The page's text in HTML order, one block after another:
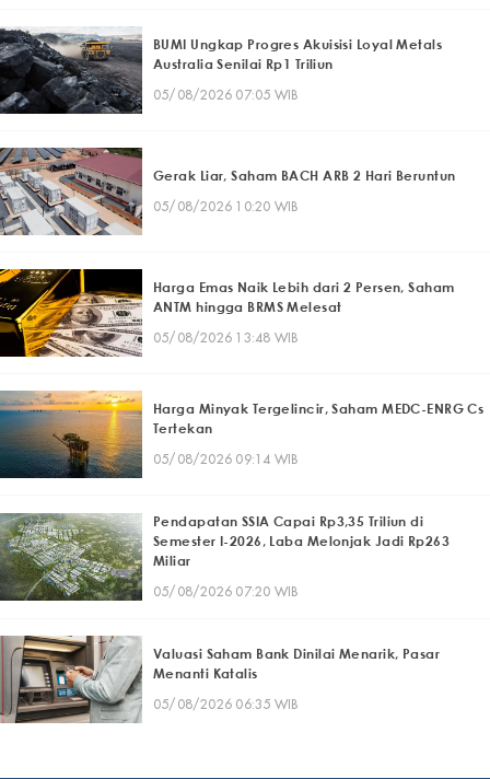
BUMI Ungkap Progres Akuisisi Loyal Metals
Australia Senilai Rp1 Triliun
05/08/2026 07:05 WIB
Gerak Liar, Saham BACH ARB 2 Hari Beruntun
05/08/2026 10:20 WIB
Harga Emas Naik Lebih dari 2 Persen, Saham
ANTM hingga BRMS Melesat
05/08/2026 13:48 WIB
Harga Minyak Tergelincir, Saham MEDC-ENRG Cs
Tertekan
05/08/2026 09:14 WIB
Pendapatan SSIA Capai Rp3,35 Triliun di
Semester I-2026, Laba Melonjak Jadi Rp263
Miliar
05/08/2026 07:20 WIB
Valuasi Saham Bank Dinilai Menarik, Pasar
Menanti Katalis
05/08/2026 06:35 WIB